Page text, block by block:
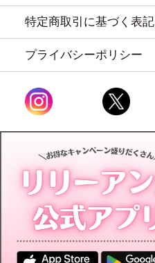
特定商取引に基づく表記
プライバシーポリシー